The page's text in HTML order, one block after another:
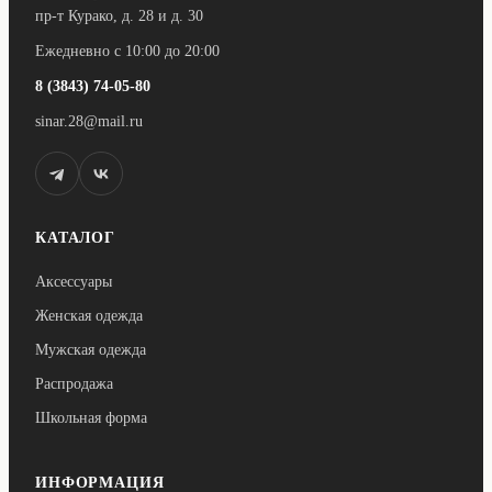
пр-т Курако, д. 28 и д. 30
Ежедневно с 10:00 до 20:00
8 (3843) 74-05-80
sinar.28@mail.ru
КАТАЛОГ
Аксессуары
Женская одежда
Мужская одежда
Распродажа
Школьная форма
ИНФОРМАЦИЯ